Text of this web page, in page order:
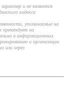
и не являются
кодекса
упоминаемые на
претендует на
в информационных
и организации
или через